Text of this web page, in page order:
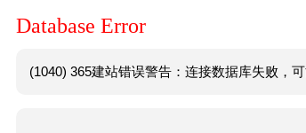
Database Error
(1040) 365建站错误警告：连接数据库失败，